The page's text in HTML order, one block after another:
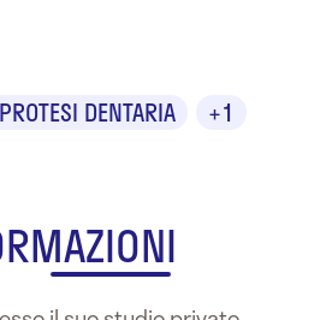
DENTARIA
+1